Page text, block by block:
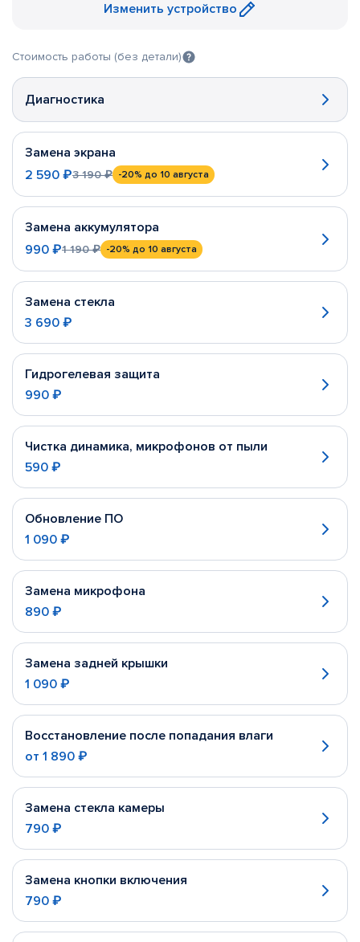
Изменить устройство
Стоимость работы (без детали)
Диагностика
Замена экрана
2 590 ₽3 190 ₽ -20% до 10 августа
Замена аккумулятора
990 ₽1 190 ₽ -20% до 10 августа
Замена стекла
3 690 ₽
Гидрогелевая защита
990 ₽
Чистка динамика, микрофонов от пыли
590 ₽
Обновление ПО
1 090 ₽
Замена микрофона
890 ₽
Замена задней крышки
1 090 ₽
Восстановление после попадания влаги
от 1 890 ₽
Замена стекла камеры
790 ₽
Замена кнопки включения
790 ₽